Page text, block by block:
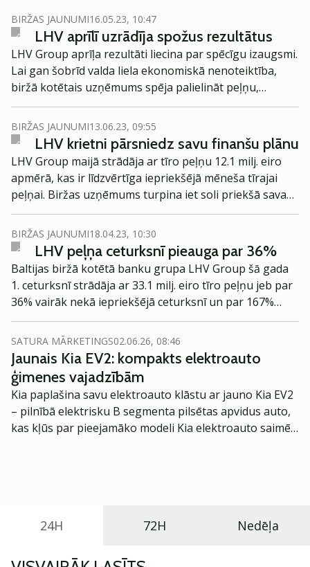
BIRŽAS JAUNUMI16.05.23, 10:47
LHV aprīlī uzrādīja spožus rezultātus
LHV Group aprīļa rezultāti liecina par spēcīgu izaugsmi.
Lai gan šobrīd valda liela ekonomiskā nenoteiktība,
biržā kotētais uzņēmums spēja palielināt peļņu,
kredītportfeli, kā arī citas pozīcijas.
BIRŽAS JAUNUMI13.06.23, 09:55
LHV krietni pārsniedz savu finanšu plānu
LHV Group maijā strādāja ar tīro peļņu 12.1 milj. eiro
apmērā, kas ir līdzvērtīga iepriekšējā mēneša tīrajai
peļņai. Biržas uzņēmums turpina iet soli priekšā savam
finanšu plānam.
BIRŽAS JAUNUMI18.04.23, 10:30
LHV peļņa ceturksnī pieauga par 36%
Baltijas biržā kotētā banku grupa LHV Group šā gada
1. ceturksnī strādāja ar 33.1 milj. eiro tīro peļņu jeb par
36% vairāk nekā iepriekšējā ceturksnī un par 167%
vairāk nekā gadu iepriekš, biržā paziņoja uzņēmums.
Banku grupas pašu kapitāla atdeve 1. ceturksnī bija
30.4%.
SATURA MĀRKETINGS02.06.26, 08:46
Jaunais Kia EV2: kompakts elektroauto
ģimenes vajadzībām
Kia paplašina savu elektroauto klāstu ar jauno Kia EV2
– pilnībā elektrisku B segmenta pilsētas apvidus auto,
kas kļūs par pieejamāko modeli Kia elektroauto saimē
24H 72H Nedēļa